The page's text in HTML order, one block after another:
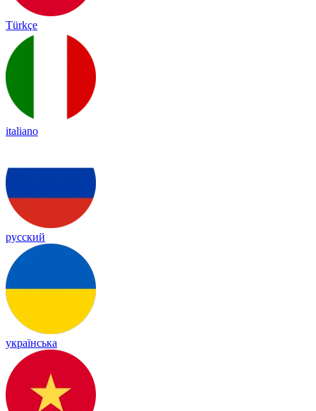
Türkçe
italiano
русский
українська